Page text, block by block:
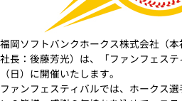
福岡ソフトバンクホークス株式会社（
社長：後藤芳光）は、「ファンフェス
（日）に開催いたします。
ファンフェスティバルでは、ホークス